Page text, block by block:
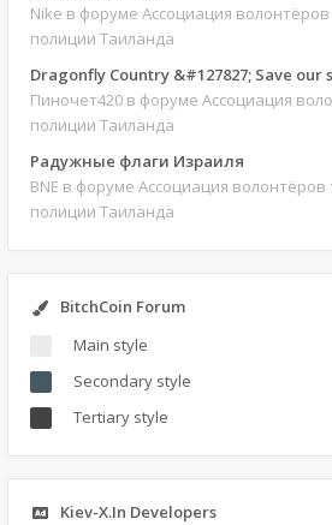
Nike в форуме Ассоциация волонтёров
полиции Таиланда
Dragonfly Country &#127827; Save our
Пиночет420 в форуме Ассоциация
полиции Таиланда
Радужные флаги Израиля
BNE в форуме Ассоциация волонтёров
полиции Таиланда
BitchCoin Forum
Main style
Secondary style
Tertiary style
Kiev-X.In Developers